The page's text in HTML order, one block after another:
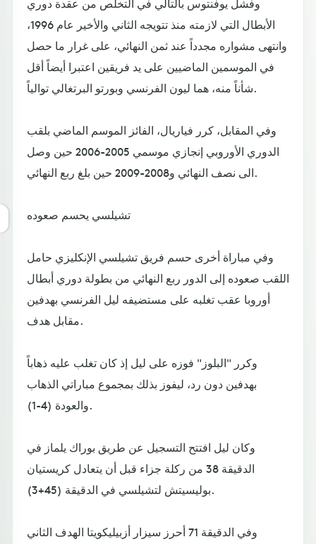
الأبطال التي لازمته منذ تتويجه الثاني والأخير عام 1996،
وانتهى مشواره مجدداً عند ثمن النهائي، على غرار ما حصل
في الموسمين الماضيين على يد فريقين اعتبرا أيضاً أقل
شأناً منه، هما ليون الفرنسي وبورتو البرتغالي توالياً.
وفي المقابل، كرر فياريال، الفائز الموسم الماضي بلقب
الدوري الأوروبي إنجازي موسمي 2005-2006 حين وصل
الى نصف النهائي و2008-2009 حين بلغ ربع النهائي.
تشيلسي يحسم صعوده
وفي مباراة أخرى حسم فريق تشيلسي الإنكليزي حامل
اللقب صعوده إلى الدور ربع النهائي من بطولة دوري أبطال
أوروبا عقب تغلبه على مستضيفه ليل الفرنسي بهدفين
مقابل هدف.
وكرر "البلوز" فوزه على ليل إذ كان تغلب عليه ذهاباً
بهدفين دون رد، ليفوز بذلك بمجموع مباراتي الذهاب
والعودة (4-1).
وكان ليل افتتح التسجيل عن طريق بوراك يلماز في
الدقيقة 38 من ركلة جزاء قبل أن يتعادل كريستيان
بوليسيتش لتشيلسي في الدقيقة (45+3).
وفي الدقيقة 71 أحرز سيزار أزبيليكويتا الهدف الثاني